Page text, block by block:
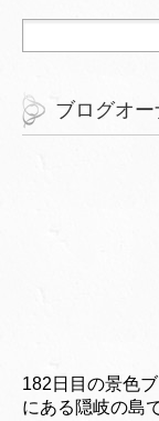
ブログオー
182日目の景色
にある隠岐の島